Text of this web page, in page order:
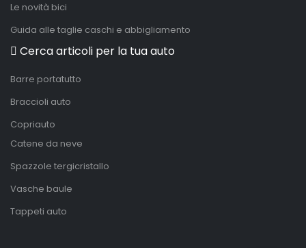
Le novità bici
Guida alle taglie caschi e abbigliamento
Cerca articoli per la tua auto
Barre portatutto
Braccioli auto
Copriauto
Catene da neve
Spazzole tergicristallo
Vasche baule
Tappeti auto